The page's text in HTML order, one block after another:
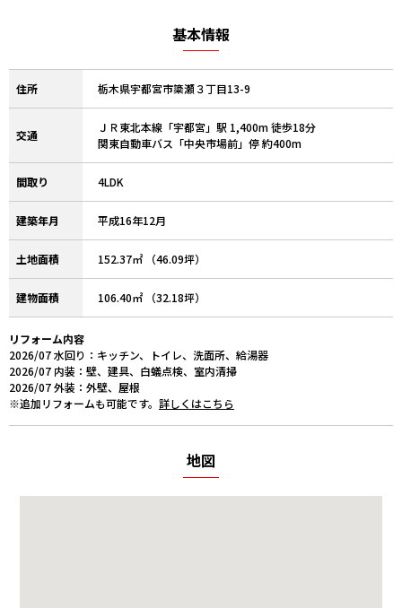
地図
基本情報
住所 栃木県宇都宮市簗瀬３丁目13-9
交通
ＪＲ東北本線「宇都宮」駅 1,400m 徒歩18分
関東自動車バス「中央市場前」停 約400m
間取り 4LDK
建築年月 平成16年12月
土地面積 152.37㎡ （46.09坪）
建物面積 106.40㎡ （32.18坪）
リフォーム内容
2026/07 水回り：キッチン、トイレ、洗面所、給湯器
2026/07 内装：壁、建具、白蟻点検、室内清掃
2026/07 外装：外壁、屋根
※追加リフォームも可能です。 詳しくはこちら